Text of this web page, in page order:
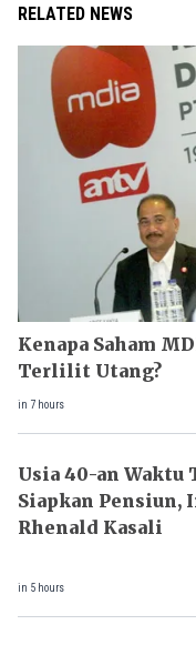
RELATED NEWS
Kenapa Saham
Terlilit Utang?
in 7 hours
Usia 40-an Waktu
Siapkan Pensiun,
Rhenald Kasali
in 5 hours